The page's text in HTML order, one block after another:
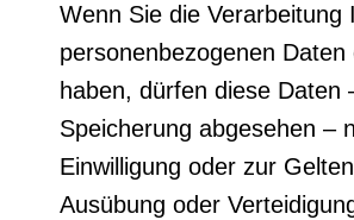
Wenn Sie die Verarbeitung
personenbezogenen
haben, dürfen diese Daten
Speicherung abgesehen –
Einwilligung oder zur
Ausübung oder